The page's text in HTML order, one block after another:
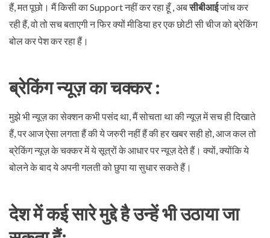
हैं, मत पूछो। मैं किसी का Support नहीं कर रहा हूँ , अबसीबीआईजांच कर
रही हैं, वो तो सच बताएगी न फिर क्यों मीडिया हर एक छोटी सी चीज को ब्रेकिंग
बोल कर पेश कर रहा हैं।
ब्रेकिंग न्यूज़ का चक्कर :
मुझे भी न्यूज़ का सेक्शन कभी पसंद था, मैं सोचता था की न्यूज़ में सच ही दिखाते
हैं, पर आज ऐसा लगता हैं की ये जरुरी नहीं हैं की हर खबर सही हो, आज कल तो
ब्रेकिंग न्यूज़ के चक्कर में ये सूत्रों के आधार पर न्यूज़ देते हैं। क्यों, क्योंकि ये
बोलने के बाद ये अपनी गलती को छुपा या सुधार सकते हैं।
देश में कई सारे मुद्दे है उन्हें भी उठाया जा